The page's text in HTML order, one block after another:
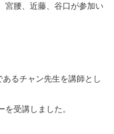
宮腰、近藤、谷口が参加い
るチャン先生を講師とし
受講しました。